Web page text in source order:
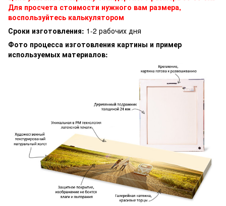
Для просчета стоимости нужного вам размера,
воспользуйтесь калькулятором
Сроки изготовления: 1-2 рабочих дня
Фото процесса изготовления картины и пример
используемых материалов: